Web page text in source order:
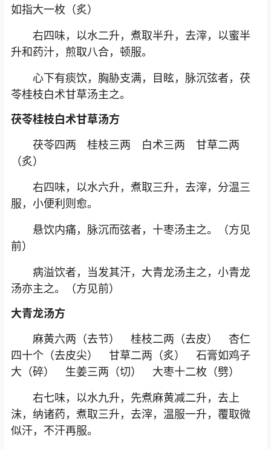
如指大一枚（炙）
右四味，以水二升，煮取半升，去滓，以蜜半
升和药汁，煎取八合，顿服。
心下有痰饮，胸胁支满，目眩，脉沉弦者，茯
苓桂枝白术甘草汤主之。
茯苓桂枝白术甘草汤方
茯苓四两 桂枝三两 白术三两 甘草二两
（炙）
右四味，以水六升，煮取三升，去滓，分温三
服，小便利则愈。
悬饮内痛，脉沉而弦者，十枣汤主之。（方见
前）
病溢饮者，当发其汗，大青龙汤主之，小青龙
汤亦主之。（方见前）
大青龙汤方
麻黄六两（去节） 桂枝二两（去皮） 杏仁
四十个（去皮尖） 甘草二两（炙） 石膏如鸡子
大（碎） 生姜三两（切） 大枣十二枚（劈）
右七味，以水九升，先煮麻黄减二升，去上
沫，纳诸药，煮取三升，去滓，温服一升，覆取微
似汗，不汗再服。